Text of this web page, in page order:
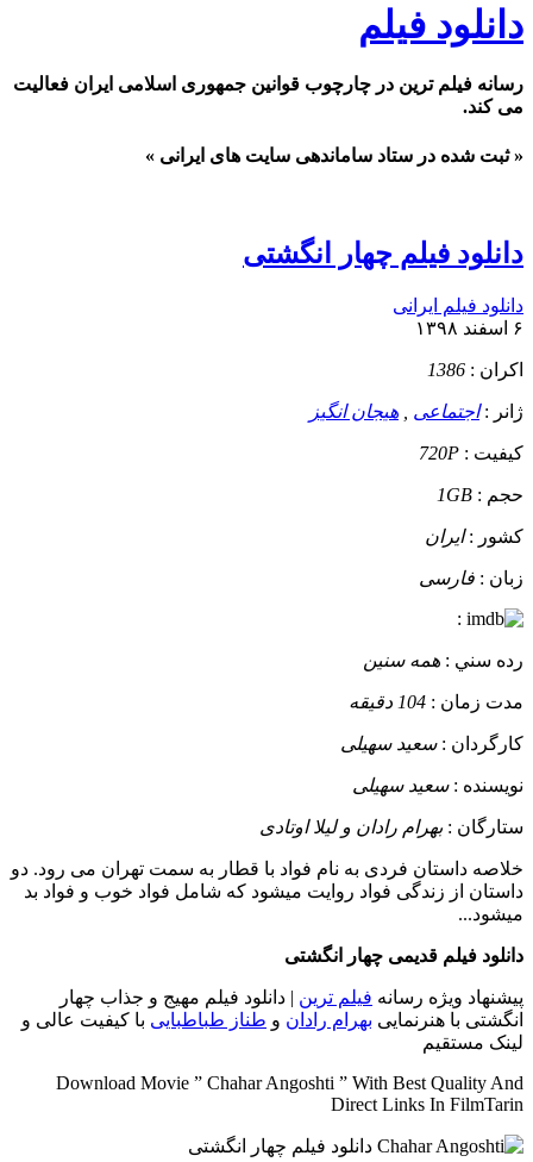
دانلود فیلم
رسانه فیلم ترین در چارچوب قوانین جمهوری اسلامی ایران فعالیت
می کند.
« ثبت شده در ستاد ساماندهی سایت های ایرانی »
دانلود فیلم چهار انگشتی
دانلود فیلم ایرانی
۶ اسفند ۱۳۹۸
اکران : 1386
ژانر :اجتماعی هیجان انگیز
کيفيت : 720P
حجم : 1GB
کشور :ایران
زبان : فارسی
:
رده سني : همه سنین
مدت زمان : 104 دقیقه
کارگردان :سعید سهیلی
نويسنده :سعید سهیلی
ستارگان :بهرام رادان و لیلا اوتادی
خلاصه داستان فردی به نام فواد با قطار به سمت تهران می رود. دو
داستان از زندگی فواد روایت میشود که شامل فواد خوب و فواد بد
میشود...
دانلود فیلم قدیمی چهار انگشتی
پیشنهاد ویژه رسانه فیلم ترین | دانلود فیلم مهیج و جذاب چهار
انگشتی با هنرنمایی بهرام رادان و طناز طباطبایی با کیفیت عالی و
لینک مستقیم
Download Movie ” Chahar Angoshti ” With Best Quality And
Direct Links In FilmTarin